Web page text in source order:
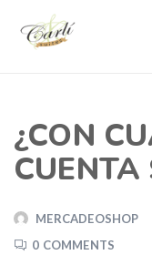
¿CON
CUENTA
MERCADEOSHOP
0 COMMENTS